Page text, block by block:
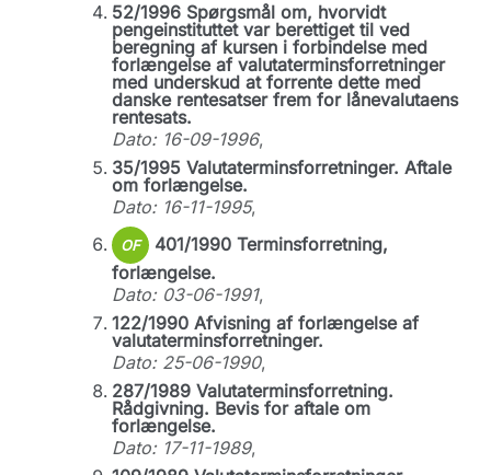
52/1996 Spørgsmål om, hvorvidt
pengeinstituttet var berettiget til ved
beregning af kursen i forbindelse med
forlængelse af valutaterminsforretninger
med underskud at forrente dette med
danske rentesatser frem for lånevalutaens
rentesats.
Dato: 16-09-1996,
35/1995 Valutaterminsforretninger. Aftale
om forlængelse.
Dato: 16-11-1995,
OF
401/1990 Terminsforretning,
forlængelse.
Dato: 03-06-1991,
122/1990 Afvisning af forlængelse af
valutaterminsforretninger.
Dato: 25-06-1990,
287/1989 Valutaterminsforretning.
Rådgivning. Bevis for aftale om
forlængelse.
Dato: 17-11-1989,